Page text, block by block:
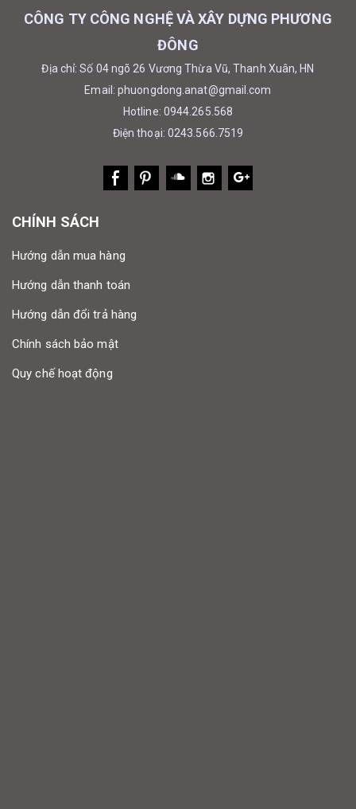
CÔNG TY CÔNG NGHỆ VÀ XÂY DỰNG PHƯƠNG
ĐÔNG
Địa chỉ: Số 04 ngõ 26 Vương Thừa Vũ, Thanh Xuân, HN
Email: phuongdong.anat@gmail.com
Hotline: 0944.265.568
Điện thoại: 0243.566.7519
CHÍNH SÁCH
Hướng dẫn mua hàng
Hướng dẫn thanh toán
Hướng dẫn đổi trả hàng
Chính sách bảo mật
Quy chế hoạt động